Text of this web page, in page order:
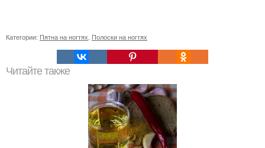
Категории: Пятна на ногтях Полоски на ногтях
Читайте также